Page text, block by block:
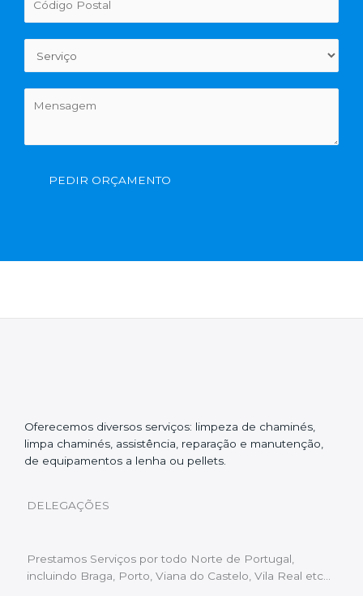
PEDIR ORÇAMENTO
Oferecemos diversos serviços: limpeza de chaminés,
limpa chaminés, assistência, reparação e manutenção,
de equipamentos a lenha ou pellets.
DELEGAÇÕES
Prestamos Serviços por todo Norte de Portugal,
incluindo Braga, Porto, Viana do Castelo, Vila Real etc…